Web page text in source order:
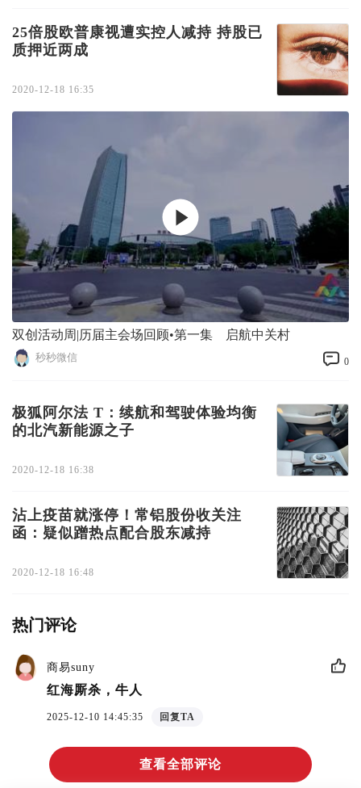
25倍股欧普康视遭实控人减持 持股已
质押近两成
2020-12-18 16:35
双创活动周|历届主会场回顾•第一集 启航中关村
秒秒微信 0
极狐阿尔法 T：续航和驾驶体验均衡
的北汽新能源之子
2020-12-18 16:38
沾上疫苗就涨停！常铝股份收关注
函：疑似蹭热点配合股东减持
2020-12-18 16:48
热门评论
商易suny
红海厮杀，牛人
2025-12-10 14:45:35 回复TA
查看全部评论